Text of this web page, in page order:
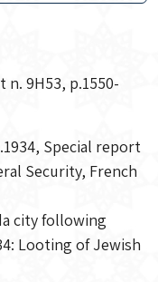
n. 9H53, p.1550-
Special report
Security, French
city following
Looting of Jewish